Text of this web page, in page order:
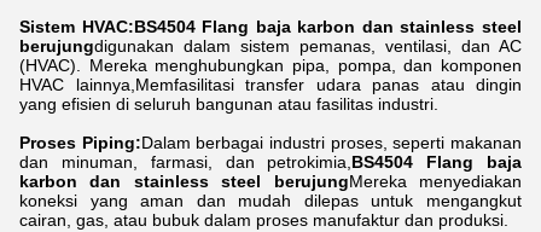
Sistem HVAC:BS4504 Flang baja karbon dan stainless steel
berujungdigunakan dalam sistem pemanas, ventilasi, dan AC
(HVAC). Mereka menghubungkan pipa, pompa, dan komponen
HVAC lainnya,Memfasilitasi transfer udara panas atau dingin
yang efisien di seluruh bangunan atau fasilitas industri.
Proses Piping:Dalam berbagai industri proses, seperti makanan
dan minuman, farmasi, dan petrokimia,BS4504 Flang baja
karbon dan stainless steel berujungMereka menyediakan
koneksi yang aman dan mudah dilepas untuk mengangkut
cairan, gas, atau bubuk dalam proses manufaktur dan produksi.